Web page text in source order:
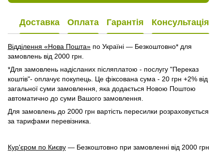
Доставка Оплата Гарантія Консультація
Відділення «Нова Пошта» по Україні — Безкоштовно* для
замовлень від 2000 грн.
*Для замовлень надісланих післяплатою - послугу "Переказ
коштів"- оплачує покупець. Це фіксована сума - 20 грн +2% від
загальної суми замовлення, яка додається Новою Поштою
автоматично до суми Вашого замовлення.
Для замовлень до 2000 грн вартість пересилки розраховується
за тарифами перевізника.
Кур'єром по Києву — Безкоштовно при замовленні від 2000 грн